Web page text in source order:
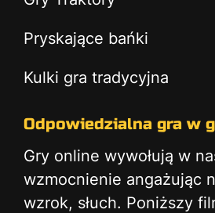
Pryskające bańki
Kulki gra tradycyjna
Odpowiedzialna gra w
Gry online wywołują w
wzmocnienie angażując
wzrok, słuch. Poniższy